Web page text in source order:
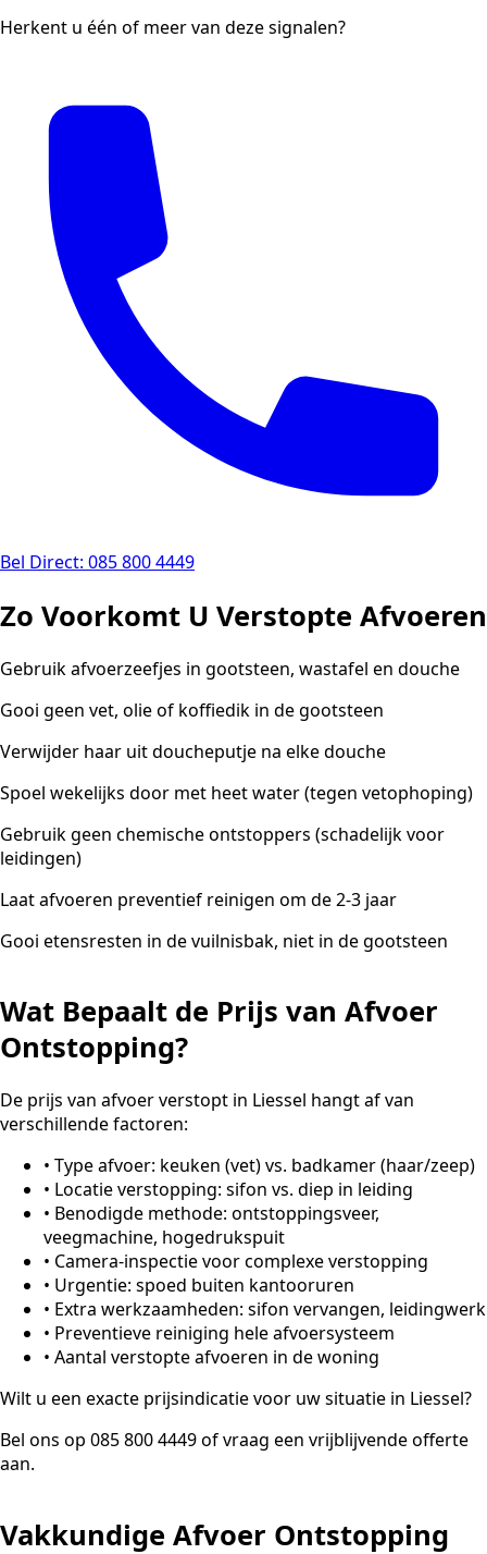
Herkent u één of meer van deze signalen?
Bel Direct: 085 800 4449
Zo Voorkomt U Verstopte Afvoeren
Gebruik afvoerzeefjes in gootsteen, wastafel en douche
Gooi geen vet, olie of koffiedik in de gootsteen
Verwijder haar uit doucheputje na elke douche
Spoel wekelijks door met heet water (tegen vetophoping)
Gebruik geen chemische ontstoppers (schadelijk voor
leidingen)
Laat afvoeren preventief reinigen om de 2-3 jaar
Gooi etensresten in de vuilnisbak, niet in de gootsteen
Wat Bepaalt de Prijs van Afvoer
Ontstopping?
De prijs van afvoer verstopt in Liessel hangt af van
verschillende factoren:
• Type afvoer: keuken (vet) vs. badkamer (haar/zeep)
• Locatie verstopping: sifon vs. diep in leiding
• Benodigde methode: ontstoppingsveer,
veegmachine, hogedrukspuit
• Camera-inspectie voor complexe verstopping
• Urgentie: spoed buiten kantooruren
• Extra werkzaamheden: sifon vervangen, leidingwerk
• Preventieve reiniging hele afvoersysteem
• Aantal verstopte afvoeren in de woning
Wilt u een exacte prijsindicatie voor uw situatie in Liessel?
Bel ons op 085 800 4449 of vraag een vrijblijvende offerte
aan.
Vakkundige Afvoer Ontstopping